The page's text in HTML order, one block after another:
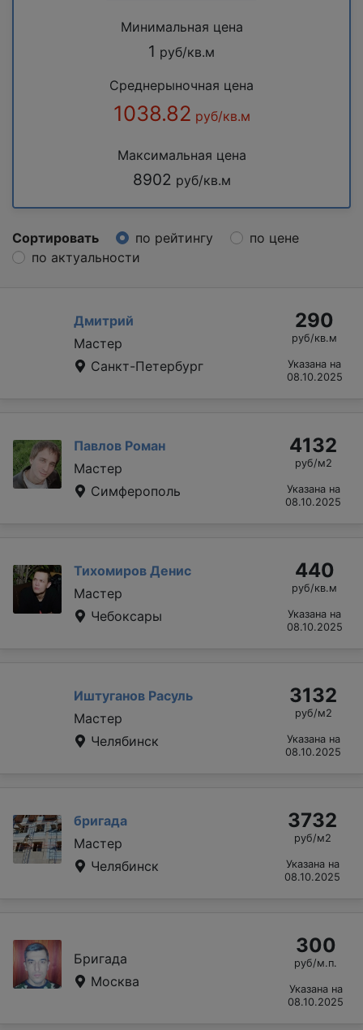
Минимальная цена
1 руб/кв.м
Среднерыночная цена
1038.82 руб/кв.м
Максимальная цена
8902 руб/кв.м
Сортировать по рейтингу
по цене
по актуальности
Дмитрий
Мастер
Санкт-Петербург
290
руб/кв.м
Указана на
08.10.2025
Павлов Роман
Мастер
Симферополь
4132
руб/м2
Указана на
08.10.2025
Тихомиров Денис
Мастер
Чебоксары
440
руб/кв.м
Указана на
08.10.2025
Иштуганов Расуль
Мастер
Челябинск
3132
руб/м2
Указана на
08.10.2025
бригада
Мастер
Челябинск
3732
руб/м2
Указана на
08.10.2025
Бригада
Москва
300
руб/м.п.
Указана на
08.10.2025